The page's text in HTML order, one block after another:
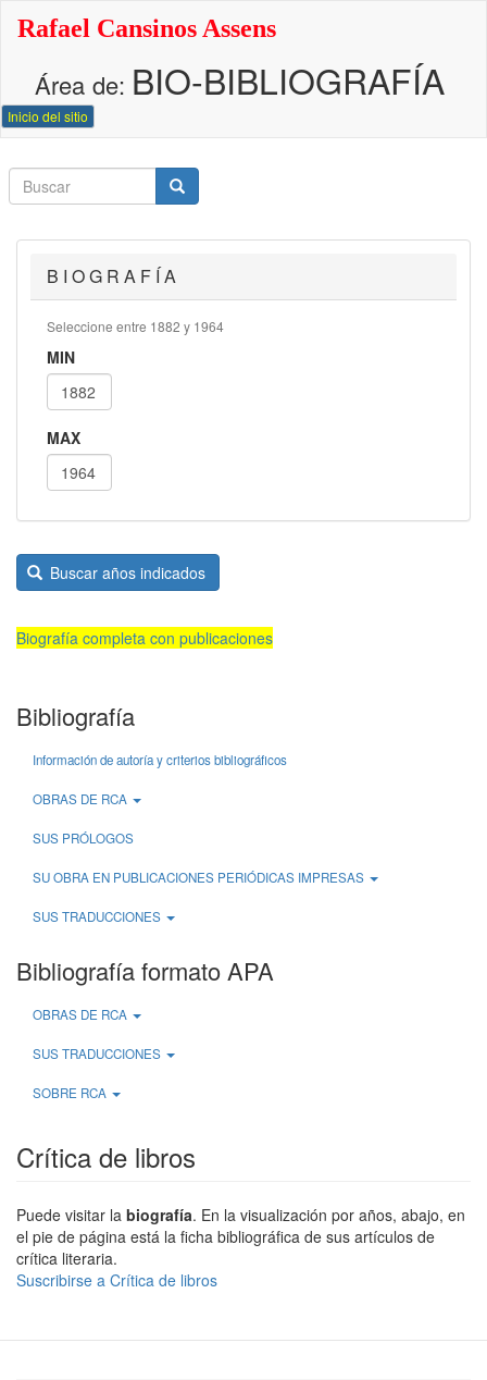
principal
Rafael Cansinos Assens
Área de: BIO-BIBLIOGRAFÍA
Inicio del sitio
Buscar
Buscar
Buscar
B I O G R A F Í A
Seleccione entre 1882 y 1964
MIN
MAX
Buscar años indicados
Biografía completa con publicaciones
Bibliografía
Información de autoría y criterios bibliográficos
OBRAS DE RCA
SUS PRÓLOGOS
SU OBRA EN PUBLICACIONES PERIÓDICAS IMPRESAS
SUS TRADUCCIONES
Bibliografía formato APA
OBRAS DE RCA
SUS TRADUCCIONES
SOBRE RCA
Crítica de libros
Puede visitar la biografía. En la visualización por años, abajo, en
el pie de página está la ficha bibliográfica de sus artículos de
crítica literaria.
Suscribirse a Crítica de libros